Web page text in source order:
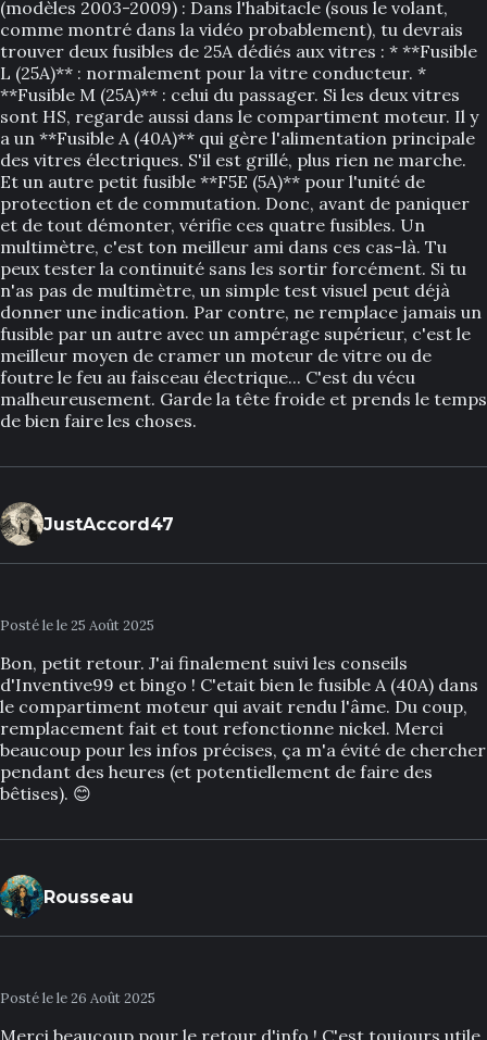
(modèles 2003-2009) : Dans l'habitacle (sous le volant,
comme montré dans la vidéo probablement), tu devrais
trouver deux fusibles de 25A dédiés aux vitres : * **Fusible
L (25A)** : normalement pour la vitre conducteur. *
**Fusible M (25A)** : celui du passager. Si les deux vitres
sont HS, regarde aussi dans le compartiment moteur. Il y
a un **Fusible A (40A)** qui gère l'alimentation principale
des vitres électriques. S'il est grillé, plus rien ne marche.
Et un autre petit fusible **F5E (5A)** pour l'unité de
protection et de commutation. Donc, avant de paniquer
et de tout démonter, vérifie ces quatre fusibles. Un
multimètre, c'est ton meilleur ami dans ces cas-là. Tu
peux tester la continuité sans les sortir forcément. Si tu
n'as pas de multimètre, un simple test visuel peut déjà
donner une indication. Par contre, ne remplace jamais un
fusible par un autre avec un ampérage supérieur, c'est le
meilleur moyen de cramer un moteur de vitre ou de
foutre le feu au faisceau électrique... C'est du vécu
malheureusement. Garde la tête froide et prends le temps
de bien faire les choses.
JustAccord47
Posté le le 25 Août 2025
Bon, petit retour. J'ai finalement suivi les conseils
d'Inventive99 et bingo ! C'etait bien le fusible A (40A) dans
le compartiment moteur qui avait rendu l'âme. Du coup,
remplacement fait et tout refonctionne nickel. Merci
beaucoup pour les infos précises, ça m'a évité de chercher
pendant des heures (et potentiellement de faire des
bêtises). 😊
Rousseau
Posté le le 26 Août 2025
Merci beaucoup pour le retour d'info ! C'est toujours utile